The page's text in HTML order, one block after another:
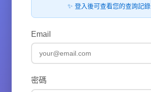
✨ 登入後可查看您的查詢記錄
Email
密碼